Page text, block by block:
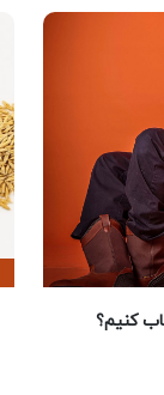
کنیم؟